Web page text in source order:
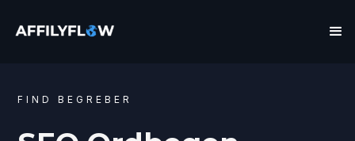
FIND BEGREBER